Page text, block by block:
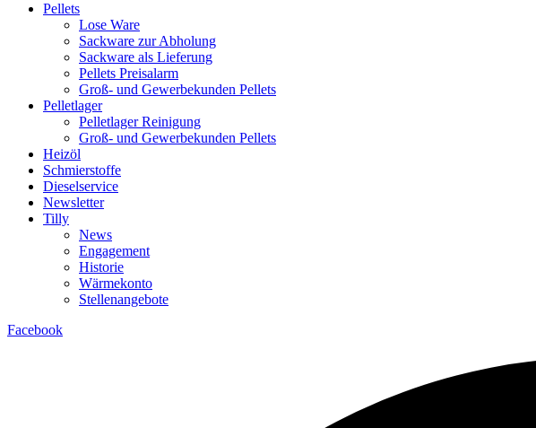
Pellets
Lose Ware
Sackware zur Abholung
Sackware als Lieferung
Pellets Preisalarm
Groß- und Gewerbekunden Pellets
Pelletlager
Pelletlager Reinigung
Groß- und Gewerbekunden Pellets
Heizöl
Schmierstoffe
Dieselservice
Newsletter
Tilly
News
Engagement
Historie
Wärmekonto
Stellenangebote
Facebook